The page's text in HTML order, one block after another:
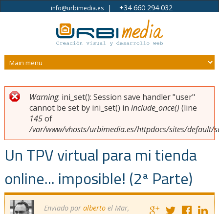
Pasar al contenido principal
info@urbimedia.es| +34 660 294 032
Usted está aquí
Mensaje de error
Warning: ini_set(): Session save handler "user"
cannot be set by ini_set() in include_once() (line
145of
/var/www/vhosts/urbimedia.es/httpdocs/sites/default/
Un TPV virtual para mi tienda
online... imposible! (2ª Parte)
Enviado por albertoel Mar,